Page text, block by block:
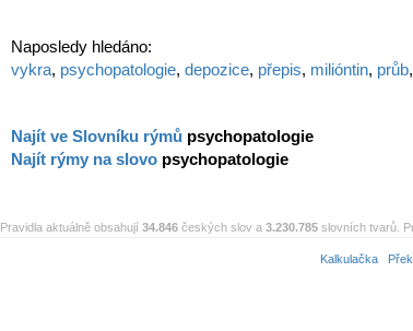
Naposledy hledáno:
vykra, psychopatologie, depozice, přepis, milióntin, průb,
Najít ve Slovníku rýmů psychopatologie
Najít rýmy na slovo psychopatologie
Pravidla aktuálně obsahují 34.846 českých slov a 3.230.785 slovních tvarů.
Kalkulačka